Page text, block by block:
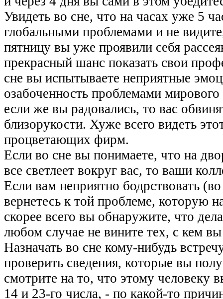
Увидеть во сне, что на часах уже 5
глобальными проблемами и не
пятницу вы уже проявили себя
прекрасный шанс показать свои
сне вы испытываете неприятные
озабоченность проблемами
если же вы радовались, то вас
близорукости. Хуже всего видеть
процветающих фирм.
Если во сне вы понимаете, что на
все светлеет вокруг вас, то ваши
Если вам неприятно бодрствовать
вернетесь к той проблеме, которую
скорее всего вы обнаружите, что
любом случае не вините тех, с кем
Назначать во сне кому-нибудь
проверить сведения, которые вы
смотрите на то, что этому человеку
14 и 23-го числа, - по какой-то